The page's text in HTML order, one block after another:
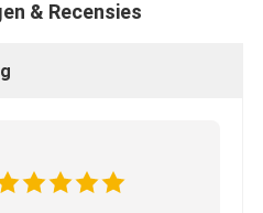
& Recensies